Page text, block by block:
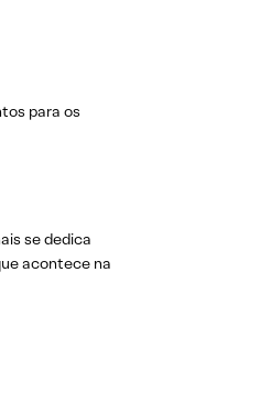
para os
se dedica
acontece na